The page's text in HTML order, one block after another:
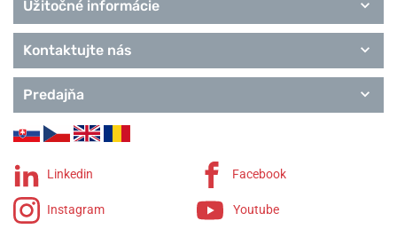
Užitočné informácie
Kontaktujte nás
Predajňa
Linkedin Facebook
Instagram Youtube